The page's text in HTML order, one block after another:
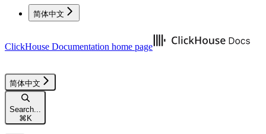
简体中文
ClickHouse Documentation home page
简体中文
Search...
⌘K